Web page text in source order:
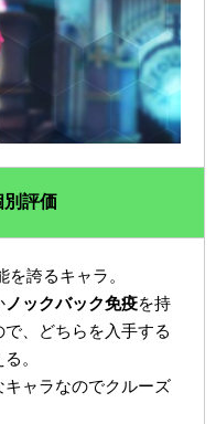
別評価
を誇るキャラ。
ノックバック免疫を持
、どちらを入手する
。
ャラなのでクルーズ